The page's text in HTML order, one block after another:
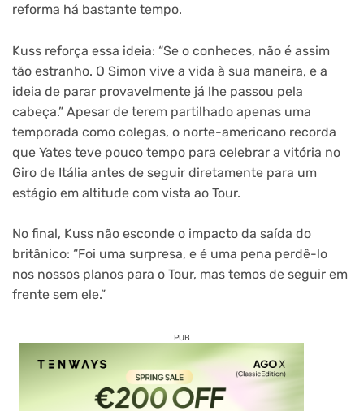
reforma há bastante tempo.
Kuss reforça essa ideia: “Se o conheces, não é assim
tão estranho. O Simon vive a vida à sua maneira, e a
ideia de parar provavelmente já lhe passou pela
cabeça.” Apesar de terem partilhado apenas uma
temporada como colegas, o norte-americano recorda
que Yates teve pouco tempo para celebrar a vitória no
Giro de Itália antes de seguir diretamente para um
estágio em altitude com vista ao Tour.
No final, Kuss não esconde o impacto da saída do
britânico: “Foi uma surpresa, e é uma pena perdê-lo
nos nossos planos para o Tour, mas temos de seguir em
frente sem ele.”
PUB